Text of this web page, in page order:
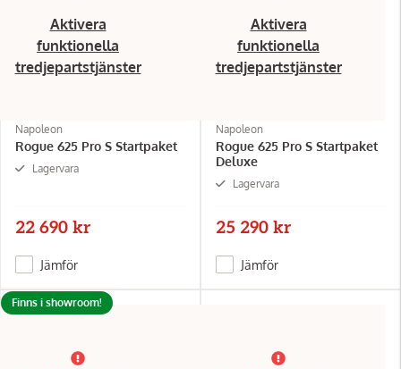
Aktivera
funktionella
tredjepartstjänster
Napoleon
Rogue 625 Pro S Startpaket
Lagervara
22 690 kr
Jämför
Aktivera
funktionella
tredjepartstjänster
Napoleon
Rogue 625 Pro S Startpaket
Deluxe
Lagervara
25 290 kr
Jämför
Finns i showroom!